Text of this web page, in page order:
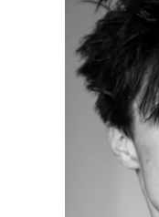
Abonnement
Se connecter